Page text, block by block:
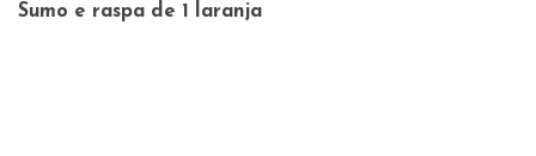
Sumo e raspa de 1 laranja